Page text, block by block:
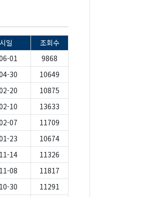
일
조회수
01
9868
30
10649
20
10875
10
13633
07
11709
23
10674
14
11326
08
11817
30
11291